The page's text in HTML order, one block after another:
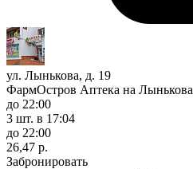
ул. Лынькова, д. 19
ФармОстров Аптека на Лынькова
до 22:00
3 шт. в 17:04
до 22:00
26,47 р.
Забронировать